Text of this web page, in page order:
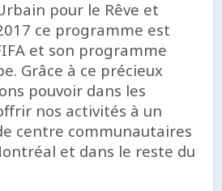
pour le Rêve et
ce programme est
et son programme
Grâce à ce précieux
pouvoir dans les
nos activités à un
centre communautaires
et dans le reste du